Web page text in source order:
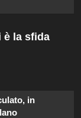
è la sfida
in